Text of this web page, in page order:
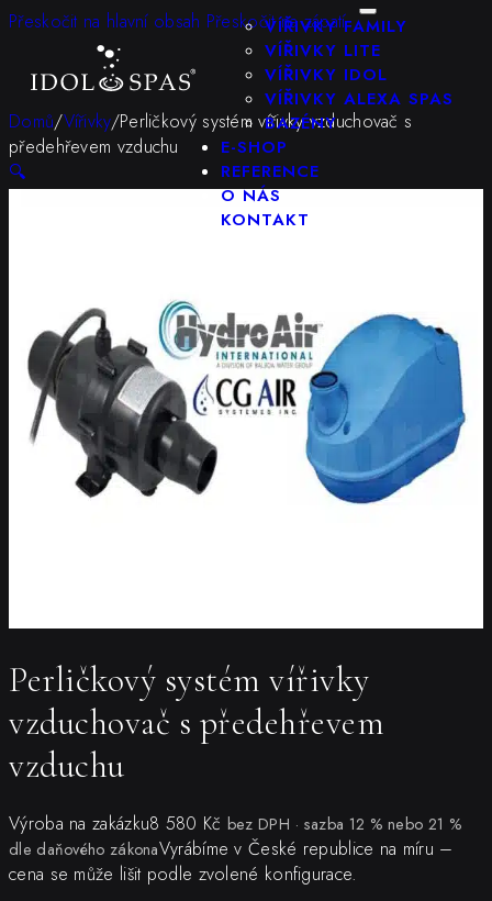
Přeskočit na hlavní obsah Přeskočit na zápatí
VÍŘIVKY FAMILY
VÍŘIVKY LITE
VÍŘIVKY IDOL
VÍŘIVKY ALEXA SPAS
BAZÉNY
E-SHOP
REFERENCE
O NÁS
KONTAKT
Domů/Vířivky/Perličkový systém vířivky vzduchovač s
předehřevem vzduchu
🔍
Perličkový systém vířivky
vzduchovač s předehřevem
vzduchu
Výroba na zakázku8 580 Kč bez DPH · sazba 12 % nebo 21 %
dle daňového zákonaVyrábíme v České republice na míru –
cena se může lišit podle zvolené konfigurace.